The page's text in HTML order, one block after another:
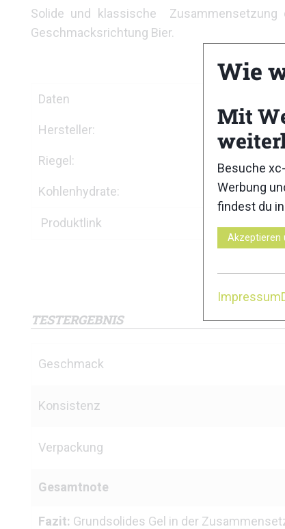
Solide und klassische Zusammensetzung
Geschmacksrichtung Bier.
Daten
Hersteller:
Riegel:
Kohlenhydrate:
Produktlink
TESTERGEBNIS
Geschmack
Konsistenz
Verpackung
Gesamtnote
Fazit: Grundsolides Gel in der
Wie
Mit
Besuche
Werbung
findest du
Akzeptieren
Impressum